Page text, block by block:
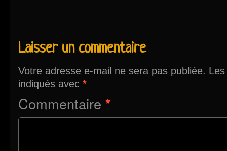
Laisser un commentaire
Votre adresse e-mail ne sera pas publiée.
indiqués avec *
Commentaire *